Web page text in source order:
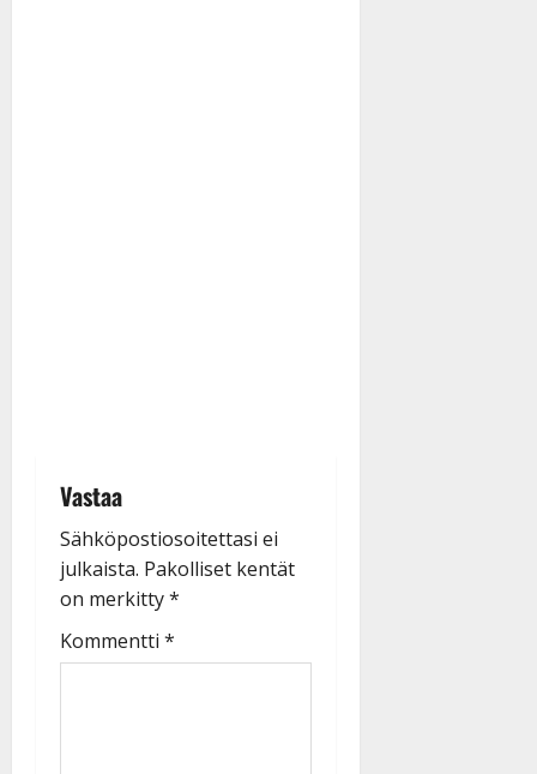
Vastaa
Sähköpostiosoitettasi ei
julkaista. Pakolliset kentät
on merkitty*
Kommentti *